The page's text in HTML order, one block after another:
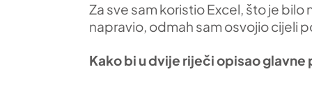
Za sve sam koristio Excel, što je
napravio, odmah sam osvojio cijeli
Kako bi u dvije riječi opisao